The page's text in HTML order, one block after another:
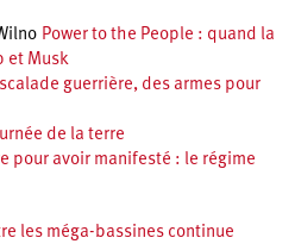
Power to the People : quand la
et Musk
guerrière, des armes pour
de la terre
pour avoir manifesté : le régime
les méga-bassines continue